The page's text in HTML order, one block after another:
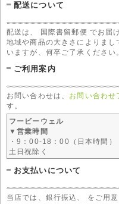
配送について
配送は、 国際書留郵便 でお届
地域や商品の大きさによりま
いますが、何卒ご了承ください
ご利用案内
お問い合わせは、 お問い合わせ
す。
フービーウェル
▼営業時間
・9：00-18：00（日本時間）
土日祝除く
お支払いについて
当店では、銀行振込、 をご用意